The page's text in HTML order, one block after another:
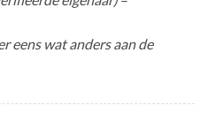
eens wat anders aan de